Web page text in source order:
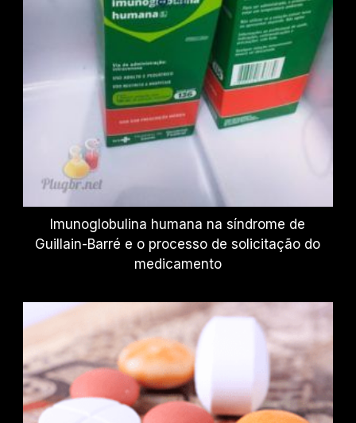
Imunoglobulina humana na síndrome de
Guillain-Barré e o processo de solicitação do
medicamento